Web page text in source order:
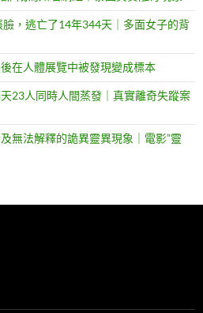
，逃亡了14年344天｜多面女子的背
在人體展覽中被發現變成標本
23人同時人間蒸發｜真實離奇失蹤案
無法解釋的詭異靈異現象｜電影”靈